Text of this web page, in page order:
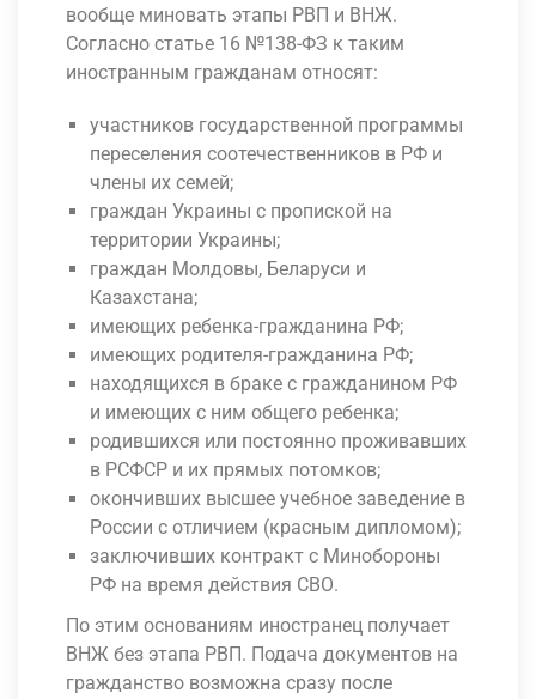
вообще миновать этапы РВП и ВНЖ.
Согласно статье 16 №138-ФЗ к таким
иностранным гражданам относят:
участников государственной программы
переселения соотечественников в РФ и
члены их семей;
граждан Украины с пропиской на
территории Украины;
граждан Молдовы, Беларуси и
Казахстана;
имеющих ребенка-гражданина РФ;
имеющих родителя-гражданина РФ;
находящихся в браке с гражданином РФ
и имеющих с ним общего ребенка;
родившихся или постоянно проживавших
в РСФСР и их прямых потомков;
окончивших высшее учебное заведение в
России с отличием (красным дипломом);
заключивших контракт с Минобороны
РФ на время действия СВО.
По этим основаниям иностранец получает
ВНЖ без этапа РВП. Подача документов на
гражданство возможна сразу после